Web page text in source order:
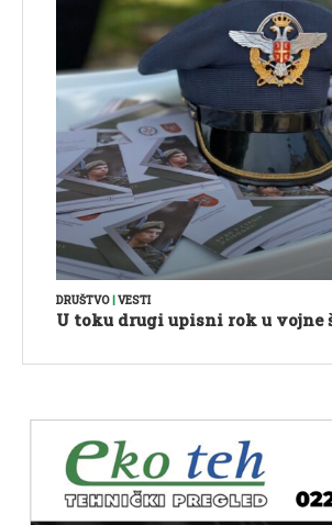
DRUŠTVO|VESTI
U toku drugi upisni rok u vojne